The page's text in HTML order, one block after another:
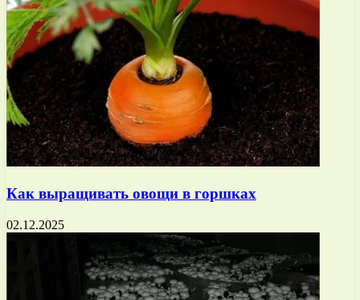
Как выращивать овощи в горшках
02.12.2025